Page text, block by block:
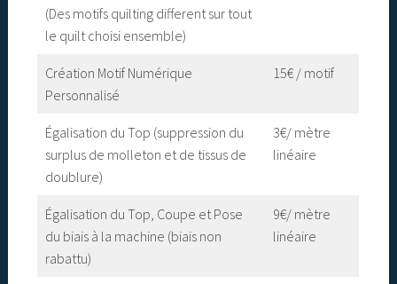
(Des motifs quilting different sur tout
le quilt choisi ensemble)
Création Motif Numérique
Personnalisé
15€ / motif
Égalisation du Top (suppression du
surplus de molleton et de tissus de
doublure)
3€/ mètre
linéaire
Égalisation du Top, Coupe et Pose
du biais à la machine (biais non
rabattu)
9€/ mètre
linéaire